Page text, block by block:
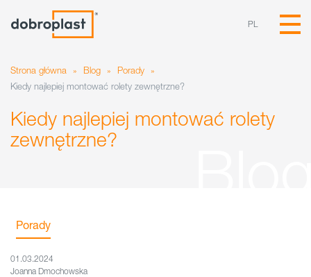
PL
Strona główna » Blog » Porady
»
Kiedy najlepiej montować rolety zewnętrzne?
Kiedy najlepiej montować rolety
zewnętrzne?
Porady
01.03.2024
Joanna Dmochowska